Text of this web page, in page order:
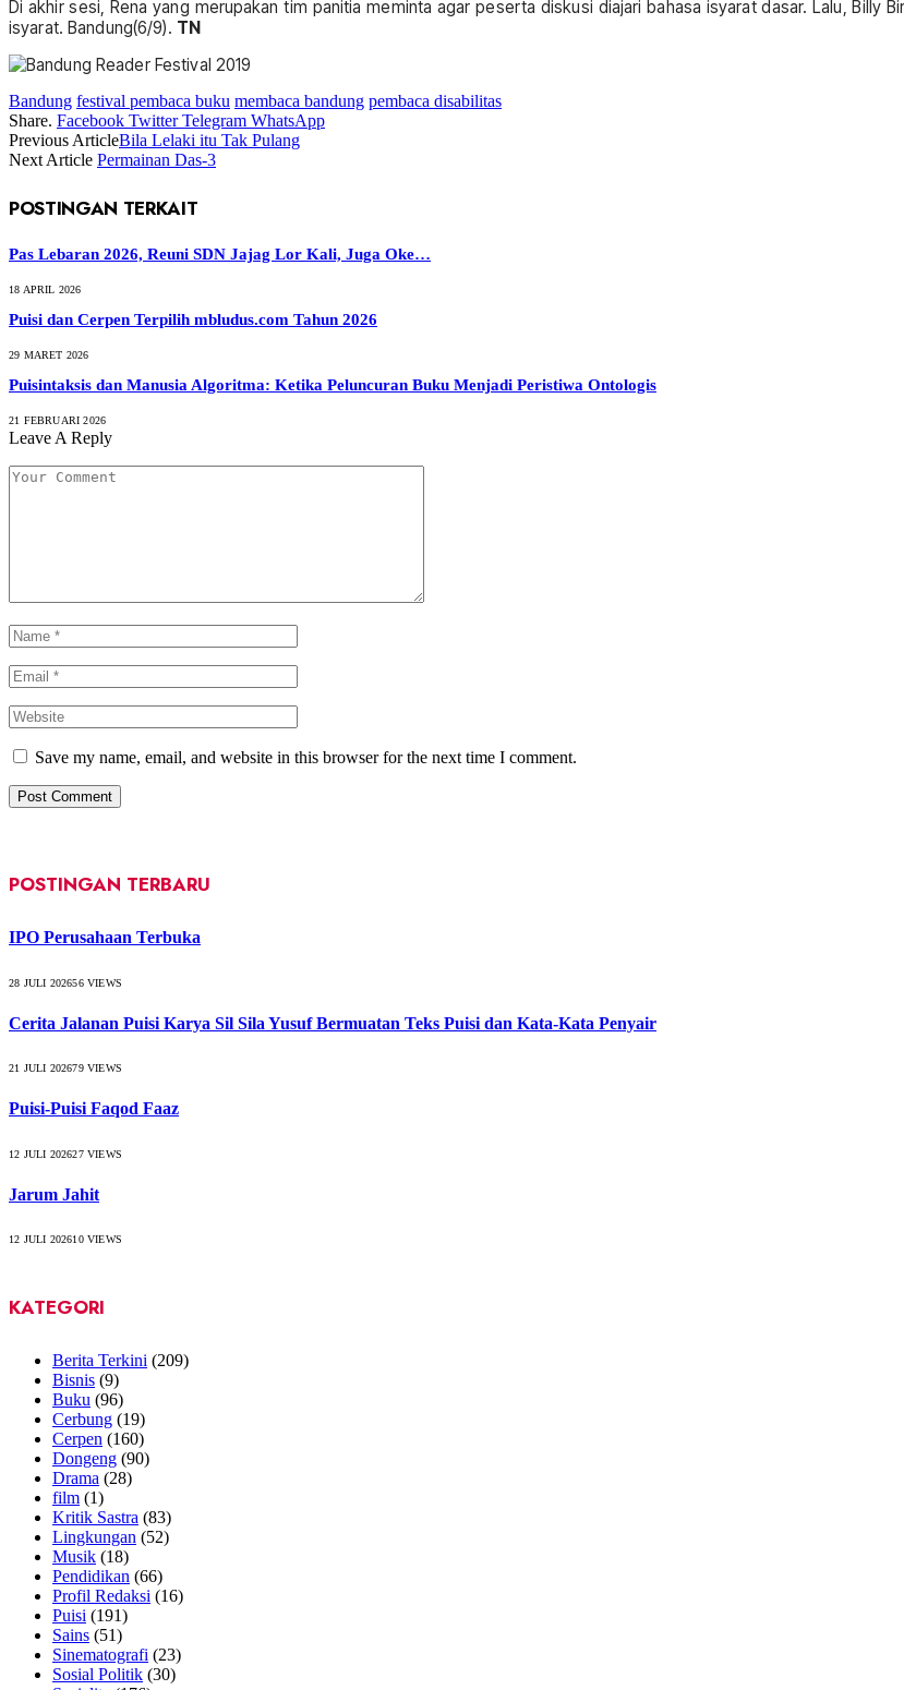
Di akhir sesi, Rena yang merupakan tim panitia meminta agar peserta diskusi diajari bahasa isyarat dasar. Lalu, Billy
isyarat. Bandung(6/9). TN
Bandung festival pembaca buku membaca bandung pembaca disabilitas
Share. Facebook Twitter Telegram WhatsApp
Previous ArticleBila Lelaki itu Tak Pulang
Next Article Permainan Das-3
POSTINGAN TERKAIT
Pas Lebaran 2026, Reuni SDN Jajag Lor Kali, Juga Oke…
18 APRIL 2026
Puisi dan Cerpen Terpilih mbludus.com Tahun 2026
29 MARET 2026
Puisintaksis dan Manusia Algoritma: Ketika Peluncuran Buku Menjadi Peristiwa Ontologis
21 FEBRUARI 2026
Leave A Reply
Save my name, email, and website in this browser for the next time I comment.
POSTINGAN TERBARU
IPO Perusahaan Terbuka
28 JULI 202656VIEWS
Cerita Jalanan Puisi Karya Sil Sila Yusuf Bermuatan Teks Puisi dan Kata-Kata Penyair
21 JULI 202679VIEWS
Puisi-Puisi Faqod Faaz
12 JULI 202627VIEWS
Jarum Jahit
12 JULI 202610VIEWS
KATEGORI
Berita Terkini (209)
Bisnis (9)
Buku (96)
Cerbung (19)
Cerpen (160)
Dongeng (90)
Drama (28)
film (1)
Kritik Sastra (83)
Lingkungan (52)
Musik (18)
Pendidikan (66)
Profil Redaksi (16)
Puisi (191)
Sains (51)
Sinematografi (23)
Sosial Politik (30)